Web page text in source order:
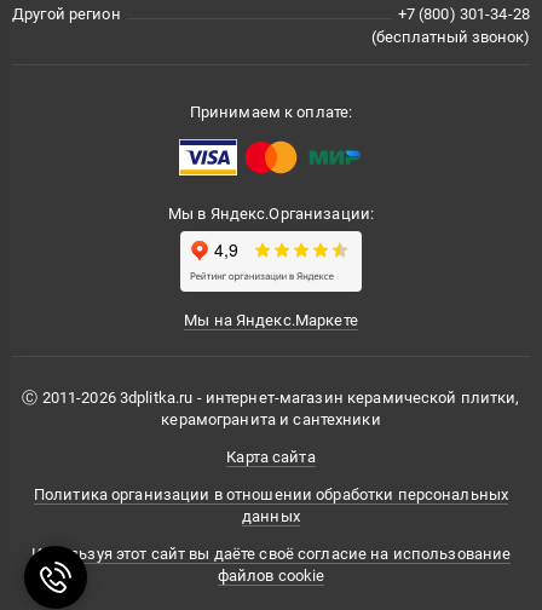
Другой регион
+7 (800) 301-34-28
(бесплатный звонок)
Принимаем к оплате:
Мы в Яндекс.Организации:
Мы на Яндекс.Маркете
Ⓒ 2011-2026 3dplitka.ru - интернет-магазин керамической плитки,
керамогранита и сантехники
Карта сайта
Политика организации в отношении обработки персональных
данных
Используя этот сайт вы даёте своё согласие на использование
файлов cookie